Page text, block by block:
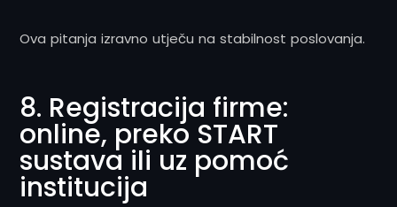
Ova pitanja izravno utječu na stabilnost poslovanja.
8. Registracija firme:
online, preko START
sustava ili uz pomoć
institucija